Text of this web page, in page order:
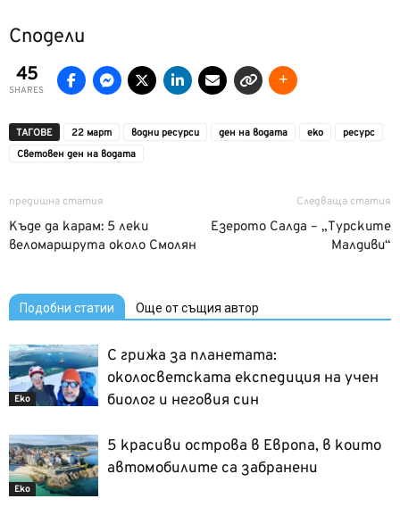
Сподели
45
SHARES
ТАГОВЕ 22 март водни ресурси ден на водата еко
ресурс
Световен ден на водата
предишна статия
Къде да карам: 5 леки
веломаршрута около Смолян
Следваща статия
Езерото Салда – „Турските
Малдиви“
Подобни статии Още от същия автор
Еко
С грижа за планетата:
околосветската експедиция на учен
биолог и неговия син
Еко
5 красиви острова в Европа, в които
автомобилите са забранени